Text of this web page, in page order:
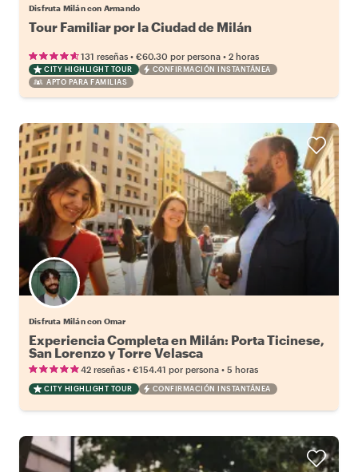
Disfruta Milán con Armando
Tour Familiar por la Ciudad de Milán
131 reseñas • €60.30 por persona • 2 horas
CITY HIGHLIGHT TOUR
CONFIRMACIÓN INSTANTÁNEA
APTO PARA FAMILIAS
Disfruta Milán con Omar
Experiencia Completa en Milán: Porta Ticinese,
San Lorenzo y Torre Velasca
42 reseñas • €154.41 por persona • 5 horas
CITY HIGHLIGHT TOUR CONFIRMACIÓN INSTANTÁNEA